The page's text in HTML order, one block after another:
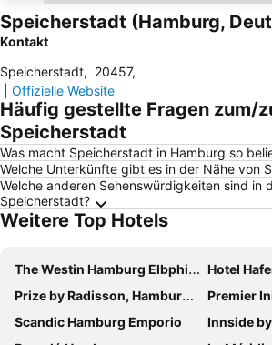
Speicherstadt (Hamburg,
Kontakt
Speicherstadt, 20457,
Offizielle Website
Häufig gestellte Fragen zum/
Speicherstadt
Was macht Speicherstadt in Hamburg so
Welche Unterkünfte gibt es in der Nähe von
Welche anderen Sehenswürdigkeiten sind in
Speicherstadt?
Weitere Top Hotels
The Westin Hamburg Elbphilharmonie
Hotel
Prize by Radisson, Hamburg-City
Premier Inn
Scandic Hamburg Emporio
Innside by